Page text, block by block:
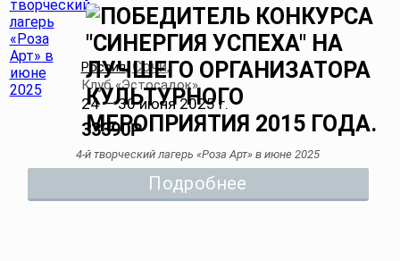
Россия, Сочи,
Клуб «Эстосадок»
24 — 30 июня 2025 г.
33390Р
4-й творческий лагерь «Роза Арт» в июне 2025
Подробнее